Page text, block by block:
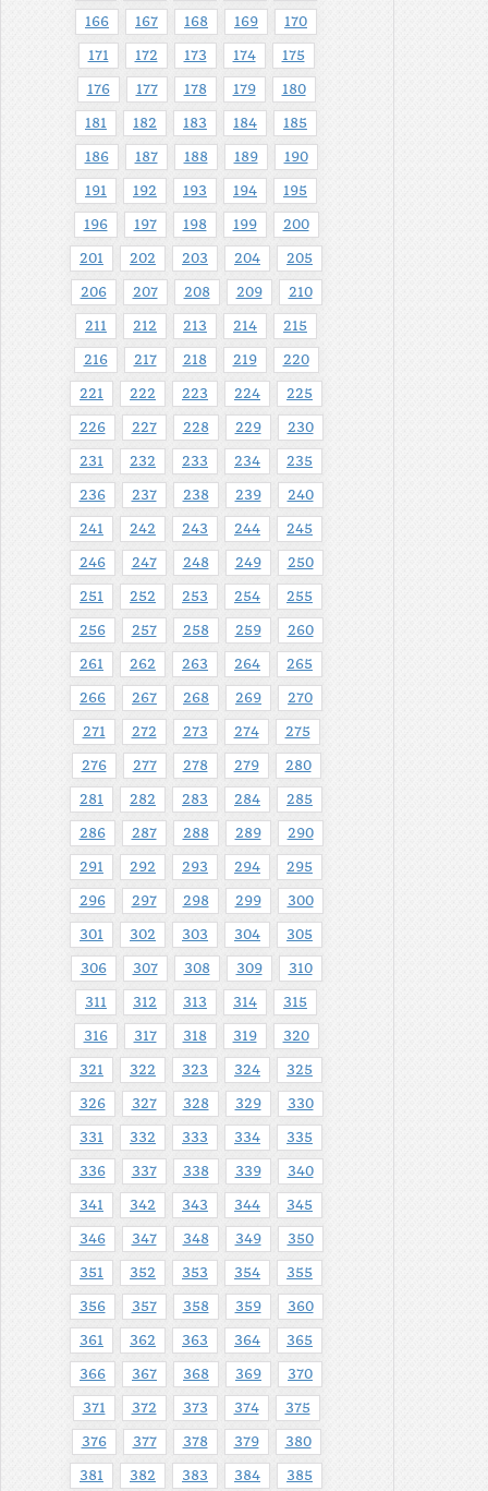
166 167 168 169 170
171 172 173 174 175
176 177 178 179 180
181 182 183 184 185
186 187 188 189 190
191 192 193 194 195
196 197 198 199 200
201 202 203 204 205
206 207 208 209 210
211 212 213 214 215
216 217 218 219 220
221 222 223 224 225
226 227 228 229 230
231 232 233 234 235
236 237 238 239 240
241 242 243 244 245
246 247 248 249 250
251 252 253 254 255
256 257 258 259 260
261 262 263 264 265
266 267 268 269 270
271 272 273 274 275
276 277 278 279 280
281 282 283 284 285
286 287 288 289 290
291 292 293 294 295
296 297 298 299 300
301 302 303 304 305
306 307 308 309 310
311 312 313 314 315
316 317 318 319 320
321 322 323 324 325
326 327 328 329 330
331 332 333 334 335
336 337 338 339 340
341 342 343 344 345
346 347 348 349 350
351 352 353 354 355
356 357 358 359 360
361 362 363 364 365
366 367 368 369 370
371 372 373 374 375
376 377 378 379 380
381 382 383 384 385